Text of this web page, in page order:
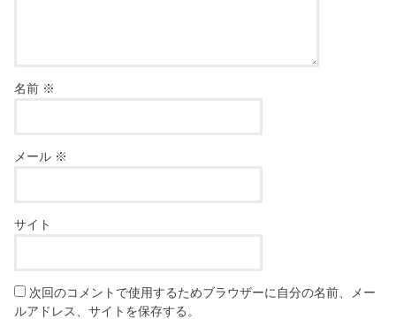
名前 ※
メール ※
サイト
次回のコメントで使用するためブラウザーに自分の名前、メー
ルアドレス、サイトを保存する。